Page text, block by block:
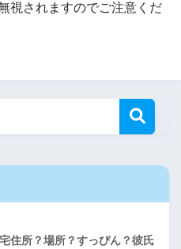
視されますのでご注意くだ
住所？場所？すっぴん？彼氏